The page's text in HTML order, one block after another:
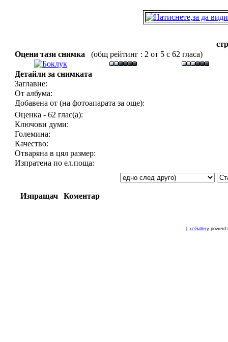
Оцени тази снимка
(общ рейтинг : 2 от 5 с 62 гласа)
Детайли за снимката
Заглавие:
От албума:
Добавена от (на фотоапарата за още):
Оценка - 62 глас(а):
Ключови думи:
Големина:
Качество:
Отваряна в цял размер:
Изпратена по ел.поща:
Изпращач Коментар
[ xcGallery